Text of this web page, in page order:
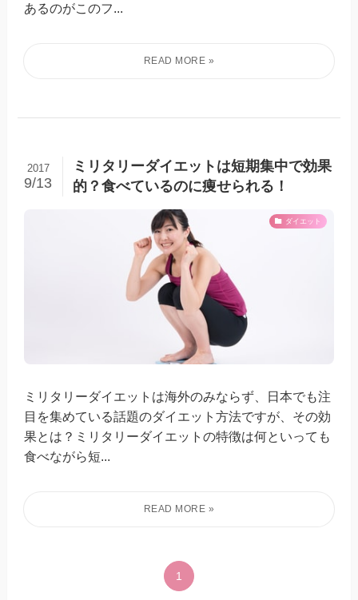
あるのがこのフ...
ミリタリーダイエットは短期集中で効果
的？食べているのに痩せられる！
2017
9/13
ダイエット
ミリタリーダイエットは海外のみならず、日本でも注
目を集めている話題のダイエット方法ですが、その効
果とは？ミリタリーダイエットの特徴は何といっても
食べながら短...
1